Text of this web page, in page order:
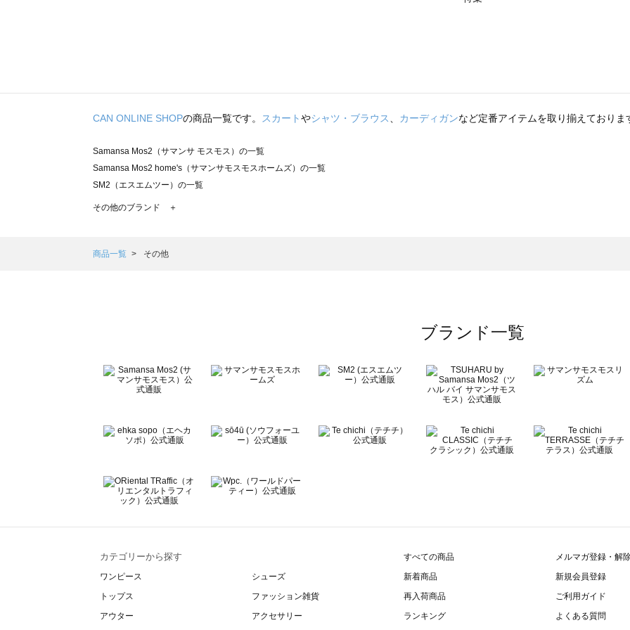
CAN ONLINE SHOPの商品一覧です。 スカートやシャツ・ブラウス カーディガンなど定番アイテムを取り揃えておりま
Samansa Mos2（サマンサ モスモス）の一覧
Samansa Mos2 home's（サマンサモスモスホームズ）の一覧
SM2（エスエムツー）の一覧
TSUHARU by Samansa Mos2（ツハルバイサマンサモスモス）の一覧
Samansa Mos2 Lagom（サマンサモスモス ラーゴム）の一覧
BETTY'S BLUE（べティーズブルー）の一覧
Wpc.（ワールドパーティー）の一覧
その他のブランド ＋
商品一覧 その他
ブランド一覧
カテゴリーから探す
ワンピース
トップス
アウター
シューズ
ファッション雑貨
アクセサリー
すべての商品
新着商品
再入荷商品
ランキング
メルマガ登録・解
新規会員登録
ご利用ガイド
よくある質問